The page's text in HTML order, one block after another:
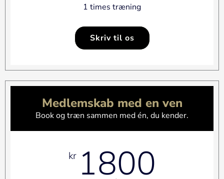
1 times træning
Skriv til os
Medlemskab med en ven
Book og træn sammen med én, du kender.
kr 1800